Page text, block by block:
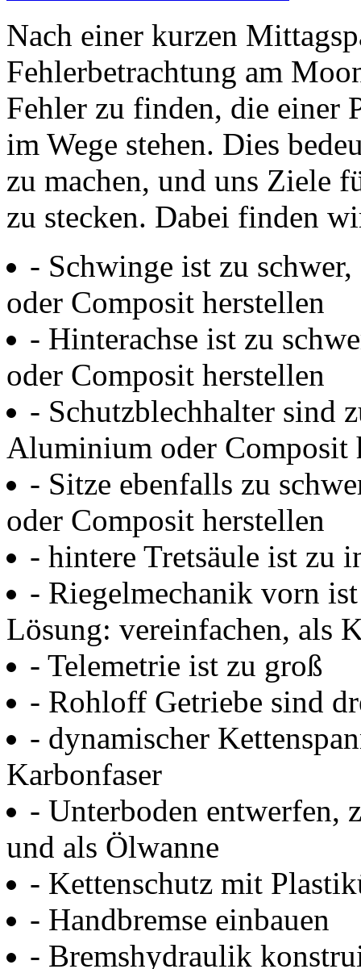
Nach einer kurzen
Fehlerbetrachtung am
Fehler zu finden, die einer
im Wege stehen. Dies
zu machen, und uns Ziele
zu stecken. Dabei finden
- Schwinge ist zu
oder Composit herstellen
- Hinterachse ist zu
oder Composit herstellen
- Schutzblechhalter sind
Aluminium oder Composit
- Sitze ebenfalls zu
oder Composit herstellen
- hintere Tretsäule ist zu
- Riegelmechanik vorn
Lösung: vereinfachen, als
- Telemetrie ist zu groß
- Rohloff Getriebe sind
- dynamischer
Karbonfaser
- Unterboden entwerfen,
und als Ölwanne
- Kettenschutz mit
- Handbremse einbauen
- Bremshydraulik